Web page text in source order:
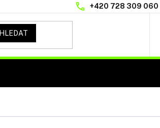
+420 728 309 060
HLEDAT